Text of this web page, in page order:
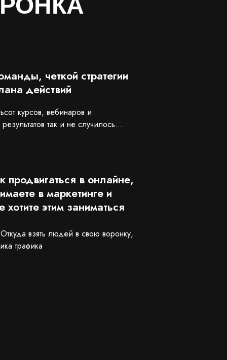
четкой стратегии
действий
курсов, вебинаров и
так и не случилось…
продвигаться в онлайне,
в маркетинге и
этим заниматься
взять людей в свою воронку,
трафика